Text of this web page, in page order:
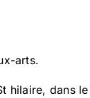
arts.
hilaire, dans